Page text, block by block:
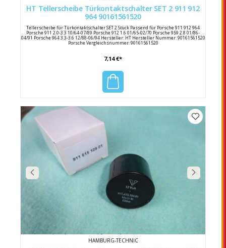
HT Tellerscheibe Türkontaktschalter SET 2 911 912
964 90161561520
Tellerscheibe für Türkontaktschalter SET 2 Stück Passend für Porsche 911 912 964
Porsche 911 2.0-3.3 10/64-07/89 Porsche 912 1.6 01/65-02/70 Porsche 959 2.8 01/86-
04/91 Porsche 964 3.3-3.6 12/88-06/94 Hersteller: HT Hersteller Nummer: 90161561520
Porsche Vergleichsnummer: 90161561520
7,14 €*
HAMBURG-TECHNIC